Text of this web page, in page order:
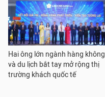
Hai ông lớn ngành hàng không
và du lịch bắt tay mở rộng thị
trường khách quốc tế